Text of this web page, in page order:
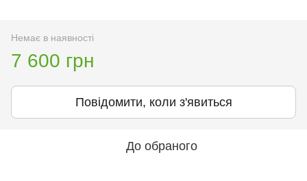
Немає в наявності
7 600 грн
Повідомити, коли з'явиться
До обраного